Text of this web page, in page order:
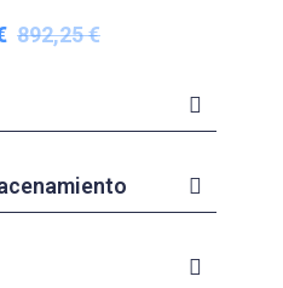
892,25 €